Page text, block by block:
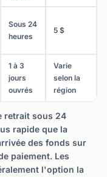
Sous 24
heures
5 $
1 à 3
jours
ouvrés
Varie
selon la
région
retrait sous 24
rapide que la
des fonds sur
paiement. Les
l'option la